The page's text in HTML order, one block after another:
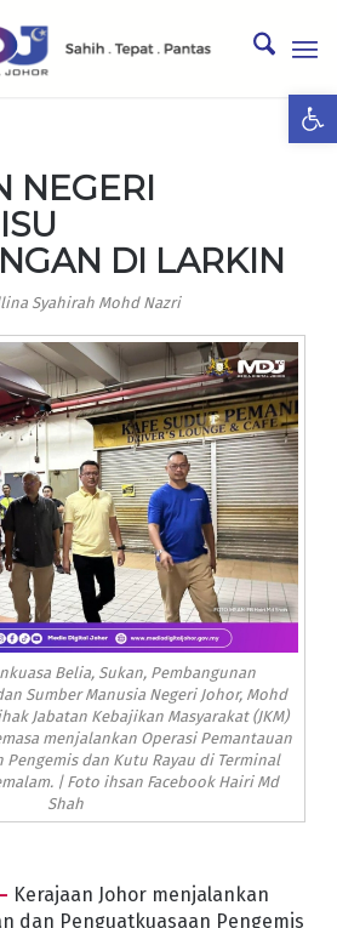
NEGERI
DI LARKIN
Syahirah Mohd Nazri
Belia, Sukan, Pembangunan
Sumber Manusia Negeri Johor, Mohd
Jabatan Kebajikan Masyarakat (JKM)
menjalankan Operasi Pemantauan
Pengemis dan Kutu Rayau di Terminal
| Foto ihsan Facebook Hairi Md
Shah
Kerajaan Johor menjalankan
dan Penguatkuasaan Pengemis